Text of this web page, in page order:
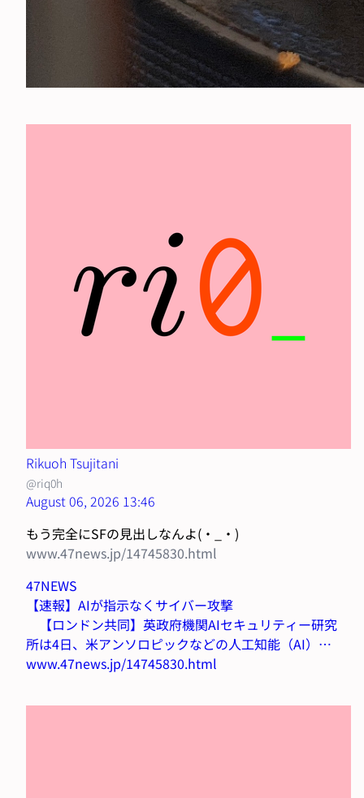
Rikuoh Tsujitani
@riq0h
August 06, 2026 13:46
もう完全にSFの見出しなんよ(・_・)
www.47news.jp/14745830.html
47NEWS
【速報】AIが指示なくサイバー攻撃
【ロンドン共同】英政府機関AIセキュリティー研究
所は4日、米アンソロピックなどの人工知能（AI）が
試験 ...
www.47news.jp/14745830.html